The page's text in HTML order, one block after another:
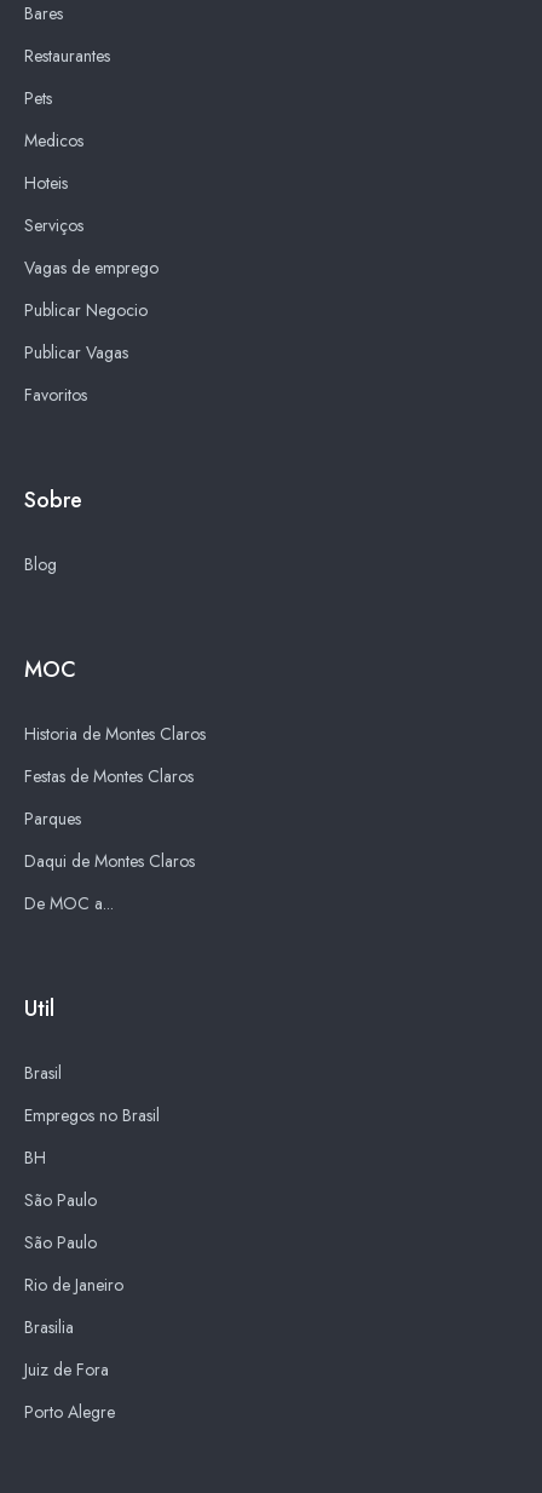
Bares
Restaurantes
Pets
Medicos
Hoteis
Serviços
Vagas de emprego
Publicar Negocio
Publicar Vagas
Favoritos
Sobre
Blog
MOC
Historia de Montes Claros
Festas de Montes Claros
Parques
Daqui de Montes Claros
De MOC a...
Util
Brasil
Empregos no Brasil
BH
São Paulo
São Paulo
Rio de Janeiro
Brasilia
Juiz de Fora
Porto Alegre